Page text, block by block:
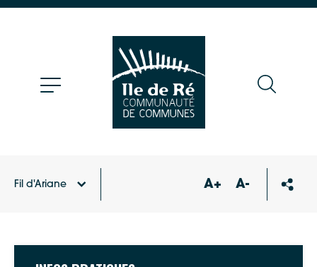
Fil d'Ariane A+ A-